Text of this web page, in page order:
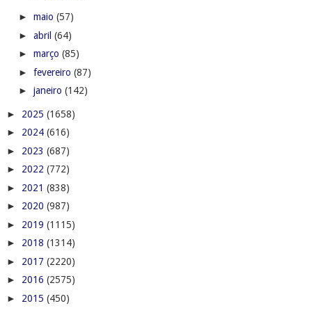
► maio (57)
► abril (64)
► março (85)
► fevereiro (87)
► janeiro (142)
► 2025 (1658)
► 2024 (616)
► 2023 (687)
► 2022 (772)
► 2021 (838)
► 2020 (987)
► 2019 (1115)
► 2018 (1314)
► 2017 (2220)
► 2016 (2575)
► 2015 (450)